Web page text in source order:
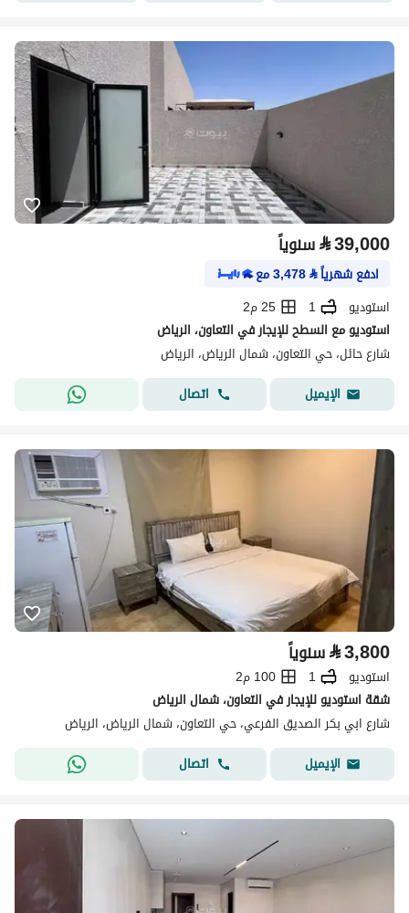
⃁39,000 سنوياً
ادفع شهرياً⃁
3,478مع
استوديو
1
25 م2
استوديو مع السطح للإيجار في التعاون، الرياض
شارع حائل، حي التعاون، شمال الرياض، الرياض
الإيميل
اتصال
⃁3,800 سنوياً
استوديو 1
100 م2
شقة استوديو للإيجار في التعاون، شمال الرياض
شارع ابي بكر الصديق الفرعي، حي التعاون، شمال الرياض، الرياض
الإيميل
اتصال